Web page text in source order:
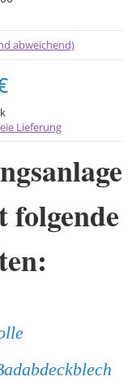
abweichend)
Lieferung
folgende